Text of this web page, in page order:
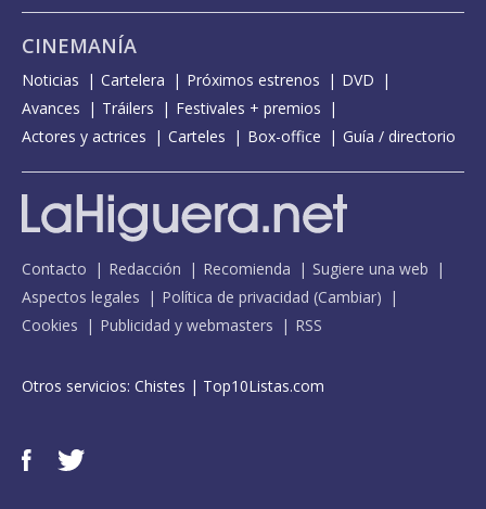
CINEMANÍA
Noticias Cartelera Próximos estrenos
DVD
Avances
Tráilers
Festivales + premios
Actores y actrices
Carteles Box-office Guía / directorio
Contacto Redacción Recomienda
Sugiere una web
Aspectos legales
Política de privacidad (Cambiar)
Cookies
Publicidad y webmasters RSS
Otros servicios: Chistes | Top10Listas.com